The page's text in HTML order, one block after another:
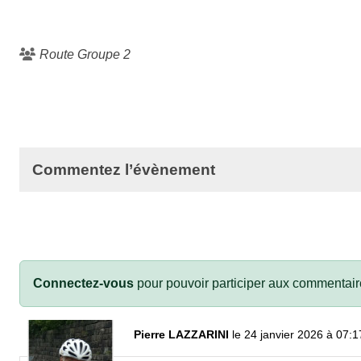
Route Groupe 2
Commentez l’évènement
Connectez-vous pour pouvoir participer aux
Pierre LAZZARINI le 24 janvier 2026 à